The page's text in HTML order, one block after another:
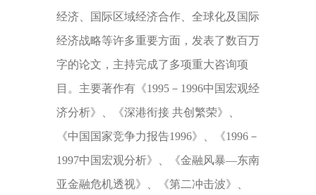
经济、国际区域经济合作、全球化及国际
经济战略等许多重要方面，发表了数百万
字的论文，主持完成了多项重大咨询项
目。主要著作有《1995－1996中国宏观经
济分析》、《深港衔接 共创繁荣》、
《中国国家竞争力报告1996》、《1996－
1997中国宏观分析》、《金融风暴—东南
亚金融危机透视》、《第二冲击波》、